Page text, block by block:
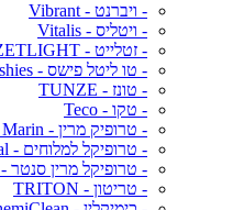
- ויברנט - Vibrant
- ויטליס - Vitalis
- זטלייט - ZETLIGHT
- טו ליטל פישס - Two Little Fishies
- טונז - TUNZE
- טקו - Teco
- טרופיק מרין - Tropic Marin
- טרופיקל למלוחים - Tropical
- טרופיקל מרין סנטר - TMC
- טריטון - TRITON